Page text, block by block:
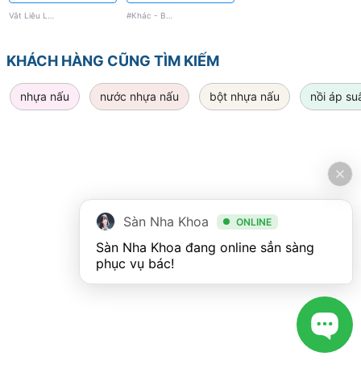
KHÁCH HÀNG CŨNG TÌM KIẾM
nhựa nấu nước nhựa nấu bột nhựa nấu nồi áp
Sàn Nha Khoa ONLINE
Sàn Nha Khoa đang online sẳn sàng
phục vụ bác!